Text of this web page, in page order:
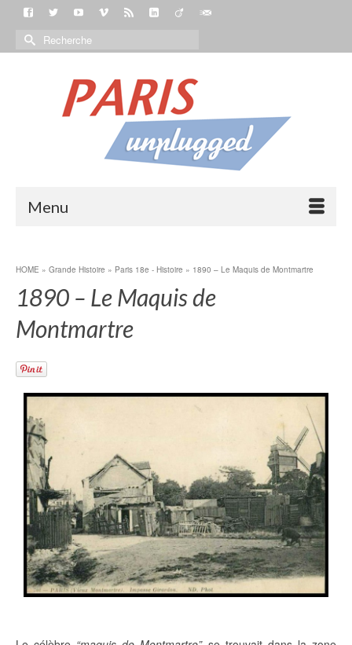
Menu
HOME » Grande Histoire » Paris 18e - Histoire » 1890 – Le Maquis de Montmartre
1890 – Le Maquis de
Montmartre